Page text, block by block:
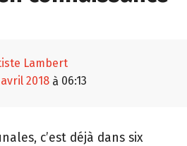
Lambert
avril 2018 à 06:13
c’est déjà dans six